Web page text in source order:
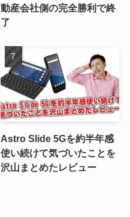
動産会社側の完全勝利で終
了
Astro Slide 5Gを約半年感
使い続けて気づいたことを
沢山まとめたレビュー